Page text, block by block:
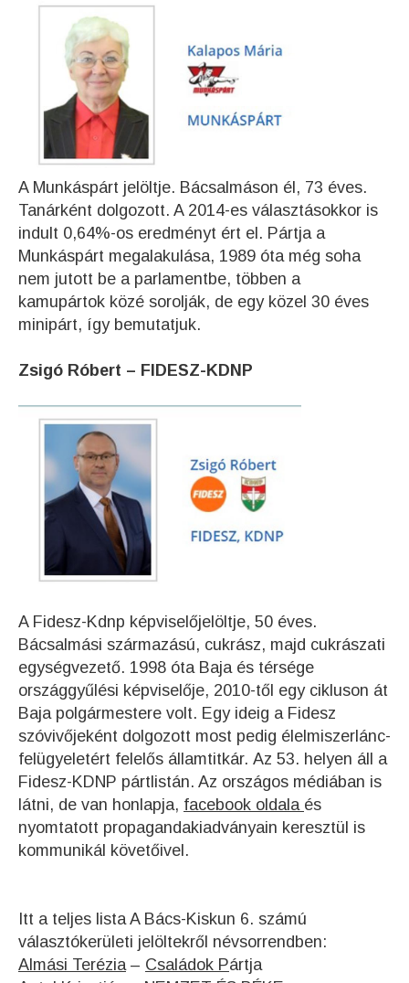
A Munkáspárt jelöltje. Bácsalmáson él, 73 éves.
Tanárként dolgozott. A 2014-es választásokkor is
indult 0,64%-os eredményt ért el. Pártja a
Munkáspárt megalakulása, 1989 óta még soha
nem jutott be a parlamentbe, többen a
kamupártok közé sorolják, de egy közel 30 éves
minipárt, így bemutatjuk.
Zsigó Róbert – FIDESZ-KDNP
A Fidesz-Kdnp képviselőjelöltje, 50 éves.
Bácsalmási származású, cukrász, majd cukrászati
egységvezető. 1998 óta Baja és térsége
országgyűlési képviselője, 2010-től egy cikluson át
Baja polgármestere volt. Egy ideig a Fidesz
szóvivőjeként dolgozott most pedig élelmiszerlánc-
felügyeletért felelős államtitkár. Az 53. helyen áll a
Fidesz-KDNP pártlistán. Az országos médiában is
látni, de van honlapja, facebook oldala és
nyomtatott propagandakiadványain keresztül is
kommunikál követőivel.
Itt a teljes lista A Bács-Kiskun 6. számú
választókerületi jelöltekről névsorrendben:
Almási Terézia– Családok Pártja